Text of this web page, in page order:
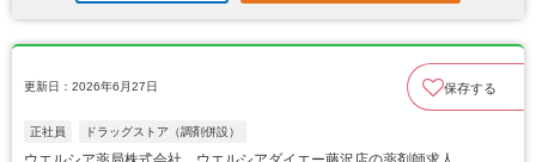
更新日：2026年6月27日 保存する
正社員 ドラッグストア（調剤併設）